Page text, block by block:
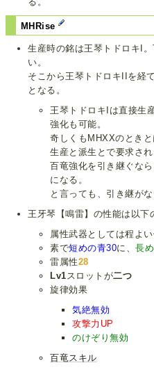
MHRise
生産時の銘は王琴トドロキI
い。
そこから王琴トドロキIIを経
となる。
王琴トドロキIは直接生
強化も可能。
奇しくもMHXXのときと
生産と派生とで要求さ
百竜強化を引き継ぐな
になる。
と言っても、引き継が
王牙琴【鳴雷】の性能は以下
属性武器としては程よ
素で短めの青30に、長
雷属性28
Lv1 スロットが二つ
旋律効果
気絶無効
攻撃力UP
のけぞり無効
百竜スキル